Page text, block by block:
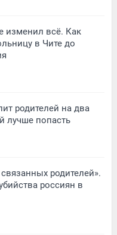
изменил всё. Как
в Чите до
родителей на два
лучше попасть
родителей».
россиян в